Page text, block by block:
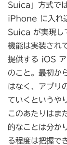
Suica」方式で
iPhone に入れ
Suica が実現し
機能は実装され
提供する iOS ア
のこと。最初か
はなく、アプリ
ていくというや
このあたりはま
的なことは分か
る程度は把握で